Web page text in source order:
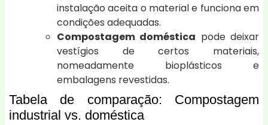
instalação aceita o material e funciona em
condições adequadas.
Compostagem doméstica pode deixar
vestígios de certos materiais,
nomeadamente bioplásticos e
embalagens revestidas.
Tabela de comparação: Compostagem
industrial vs. doméstica